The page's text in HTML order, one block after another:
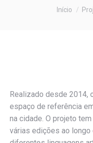
Você está
Início
Realizado desde 2014,
espaço de referência
na cidade. O projeto
várias edições ao longo